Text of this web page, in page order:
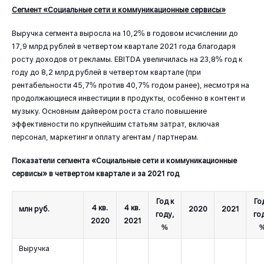
Сегмент «Социальные сети и коммуникационные сервисы»
Выручка сегмента выросла на 10,2% в годовом исчислении до
17,9 млрд рублей в четвертом квартале 2021 года благодаря
росту доходов от рекламы. EBITDA увеличилась на 23,8% год к
году до 8,2 млрд рублей в четвертом квартале (при
рентабельности 45,7% против 40,7% годом ранее), несмотря на
продолжающиеся инвестиции в продукты, особенно в контент и
музыку. Основным дайвером роста стало повышение
эффективности по крупнейшим статьям затрат, включая
персонал, маркетинг и оплату агентам / партнерам.
Показатели сегмента «Социальные сети и коммуникационные
сервисы» в четвертом квартале и за 2021 год
млн руб.
4 кв.
2020
4 кв.
2021
Год к
году,
%
2020 2021
Выручка